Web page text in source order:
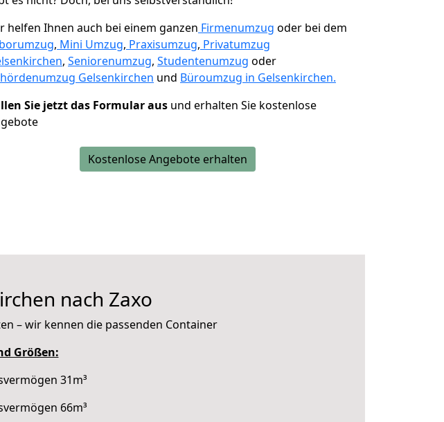
helfen Ihnen auch bei einem ganzen Firmenumzug oder bei dem
, Mini Umzug, Praxisumzug, Privatumzug
, Seniorenumzug, Studentenumzug oder
Gelsenkirchen und Büroumzug in Gelsenkirchen.
Sie jetzt das Formular aus und erhalten Sie kostenlose
Kostenlose Angebote erhalten
nach Zaxo
– wir kennen die passenden Container
Größen:
31m³
66m³